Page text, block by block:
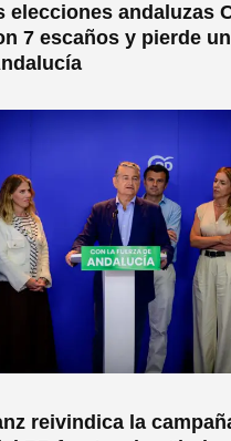
elecciones andaluzas
7 escaños y pierde
reivindica la